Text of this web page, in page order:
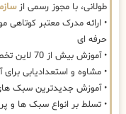
طولانی، با مجوز رسمی از
• ارائه مدرک معتبر کوتاهی
حرفه ای
• آموزش بیش از 70 لاین تخصصی از مبتدی تا فوق پیشرفته
• مشاوه و استعدادیابی
• آموزش جدیدترین سبک های
• تسلط بر انواع سبک ها و